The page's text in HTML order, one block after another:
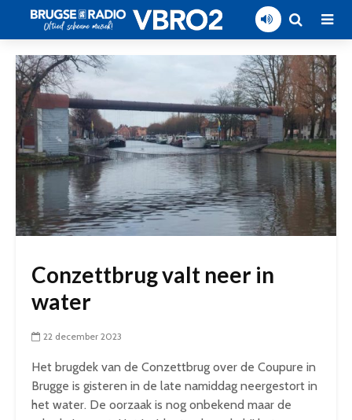
Conzettbrug valt neer in
water
22 december 2023
Het brugdek van de Conzettbrug over de Coupure in
Brugge is gisteren in de late namiddag neergestort in
het water. De oorzaak is nog onbekend maar de